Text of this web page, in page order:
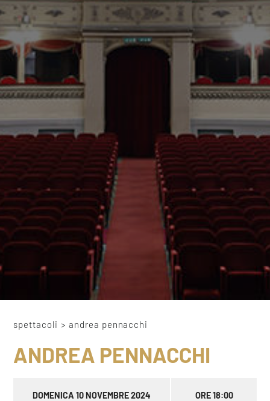
spettacoli > andrea pennacchi
ANDREA PENNACCHI
DOMENICA 10 NOVEMBRE 2024 ORE 18:00